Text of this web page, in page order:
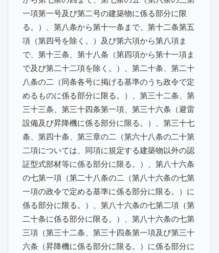
一項第一号及び第二号の建築物に係る部分に限
る。）、第八条から第十一条まで、第十二条第五
項（第四号を除く。）及び第六項から第八項ま
で、第十三条、第十八条（第四項から第十一項ま
で及び第二十二項を除く。）、第二十条、第二十
八条の二（同条各号に掲げる基準のうち政令で定
めるものに係る部分に限る。）、第三十二条、第
三十三条、第三十四条第一項、第三十六条（避雷
設備及び昇降機に係る部分に限る。）、第三十七
条、第四十条、第三章の二（第六十八条の二十第
二項については、同項に規定する建築物以外の認
証型式部材等に係る部分に限る。）、第八十六条
の七第一項（第二十八条の二（第八十六条の七第
一項の政令で定める基準に係る部分に限る。）に
係る部分に限る。）、第八十六条の七第二項（第
二十条に係る部分に限る。）、第八十六条の七第
三項（第三十二条、第三十四条第一項及び第三十
六条（昇降機に係る部分に限る。）に係る部分に